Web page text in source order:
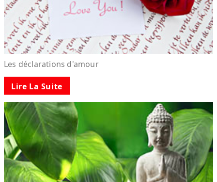
Les déclarations d'amour
Lire La Suite